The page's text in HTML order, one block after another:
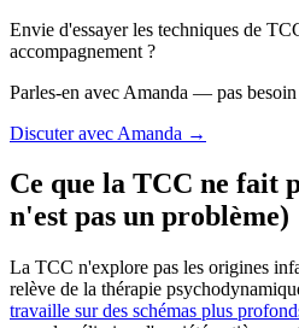
Envie d'essayer les techniques de
accompagnement ?
Parles-en avec Amanda — pas
Discuter avec Amanda →
Ce que la TCC ne fait
n'est pas un problème)
La TCC n'explore pas les origines
relève de la thérapie
travaille sur des schémas plus